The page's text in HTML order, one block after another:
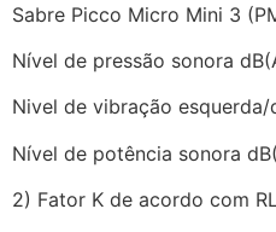
Sabre Picco Micro Mini 3
Nível de pressão sonora
Nivel de vibração
Nível de potência sonora
2) Fator K de acordo com